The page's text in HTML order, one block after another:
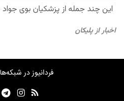
فردانیوز در